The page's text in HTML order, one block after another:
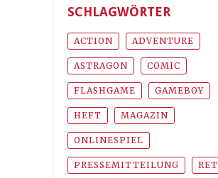
SCHLAGWÖRTER
ACTION ADVENTURE
ASTRAGON COMIC
FLASHGAME GAMEBOY
HEFT MAGAZIN
ONLINESPIEL
PRESSEMITTEILUNG